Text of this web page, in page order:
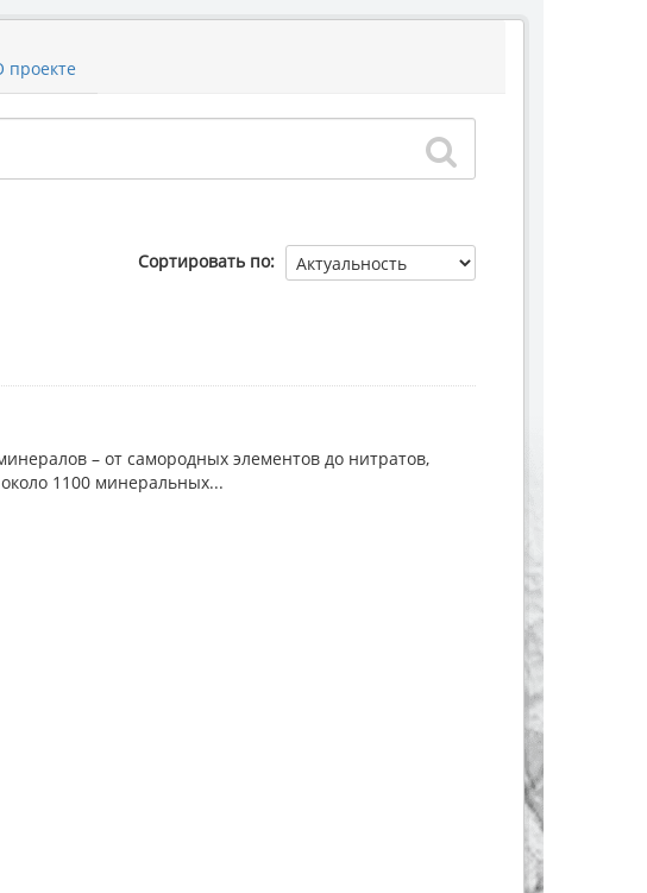
проекте
Сортировать по
– от самородных элементов до нитратов,
1100 минеральных...